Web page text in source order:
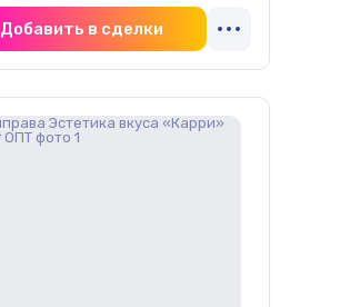
Добавить в сделки